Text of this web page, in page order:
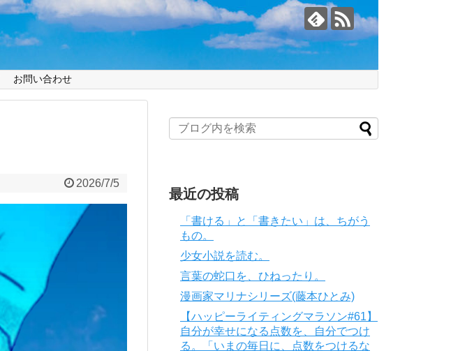
お問い合わせ
2026/7/5
最近の投稿
「書ける」と「書きたい」は、ちがう
もの。
少女小説を読む。
言葉の蛇口を、ひねったり。
漫画家マリナシリーズ(藤本ひとみ)
【ハッピーライティングマラソン#61】
自分が幸せになる点数を、自分でつけ
る。「いまの毎日に、点数をつけるな